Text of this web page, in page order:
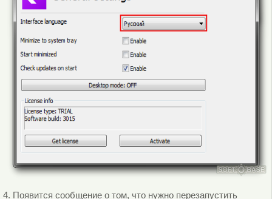
4. Появится сообщение о том, что нужно перезапустить